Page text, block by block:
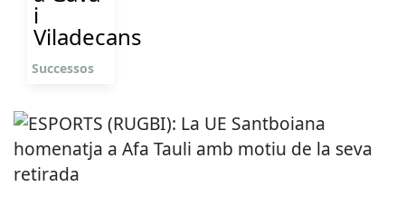
i
Viladecans
Successos